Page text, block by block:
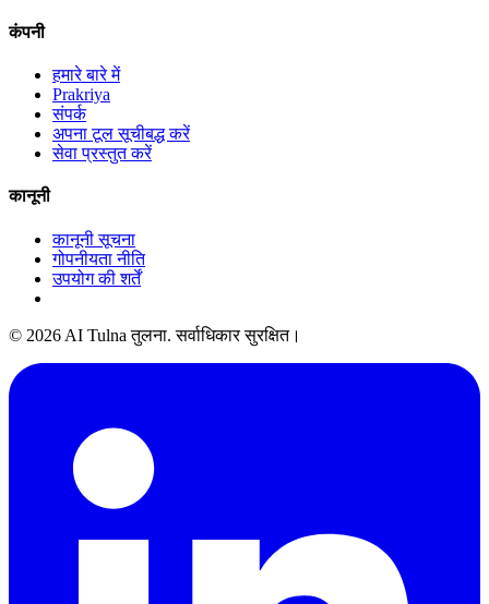
कंपनी
हमारे बारे में
Prakriya
संपर्क
अपना टूल सूचीबद्ध करें
सेवा प्रस्तुत करें
कानूनी
कानूनी सूचना
गोपनीयता नीति
उपयोग की शर्तें
© 2026 AI Tulna तुलना. सर्वाधिकार सुरक्षित।